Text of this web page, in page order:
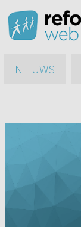
NIEUWS